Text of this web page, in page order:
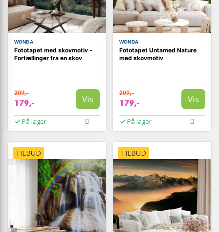
WONDA
Fototapet med skovmotiv -
Fortællinger fra en skov
209,-
179,- Vis
På lager
WONDA
Fototapet Untamed Nature
med skovmotiv
209,-
179,- Vis
På lager
TILBUD TILBUD